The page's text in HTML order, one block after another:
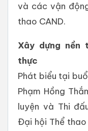
và các vận
thao CAND.
Xây dựng nền
thực
Phát biểu tại
Phạm Hồng
luyện và Thi
Đại hội Thể